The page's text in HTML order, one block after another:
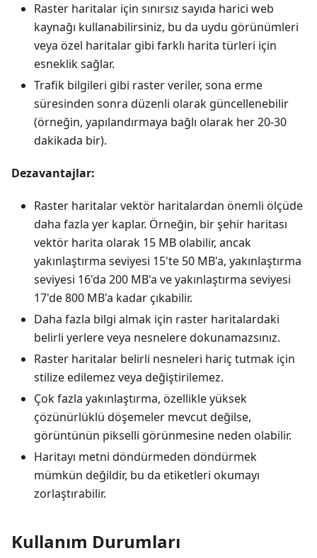
Raster haritalar için sınırsız sayıda harici web
kaynağı kullanabilirsiniz, bu da uydu görünümleri
veya özel haritalar gibi farklı harita türleri için
esneklik sağlar.
Trafik bilgileri gibi raster veriler, sona erme
süresinden sonra düzenli olarak güncellenebilir
(örneğin, yapılandırmaya bağlı olarak her 20-30
dakikada bir).
Dezavantajlar:
Raster haritalar vektör haritalardan önemli ölçüde
daha fazla yer kaplar. Örneğin, bir şehir haritası
vektör harita olarak 15 MB olabilir, ancak
yakınlaştırma seviyesi 15'te 50 MB'a, yakınlaştırma
seviyesi 16'da 200 MB'a ve yakınlaştırma seviyesi
17'de 800 MB'a kadar çıkabilir.
Daha fazla bilgi almak için raster haritalardaki
belirli yerlere veya nesnelere dokunamazsınız.
Raster haritalar belirli nesneleri hariç tutmak için
stilize edilemez veya değiştirilemez.
Çok fazla yakınlaştırma, özellikle yüksek
çözünürlüklü döşemeler mevcut değilse,
görüntünün pikselli görünmesine neden olabilir.
Haritayı metni döndürmeden döndürmek
mümkün değildir, bu da etiketleri okumayı
zorlaştırabilir.
Kullanım Durumları